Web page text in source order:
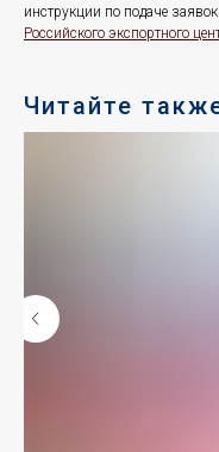
инструкции по подаче
Российского экспортного
Читайте